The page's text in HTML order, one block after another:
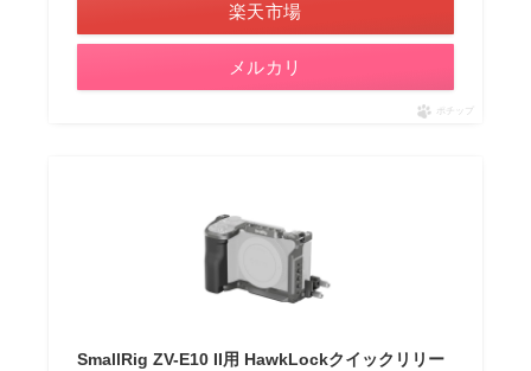
楽天市場
メルカリ
ポチップ
SmallRig ZV-E10 II用 HawkLockクイックリリー